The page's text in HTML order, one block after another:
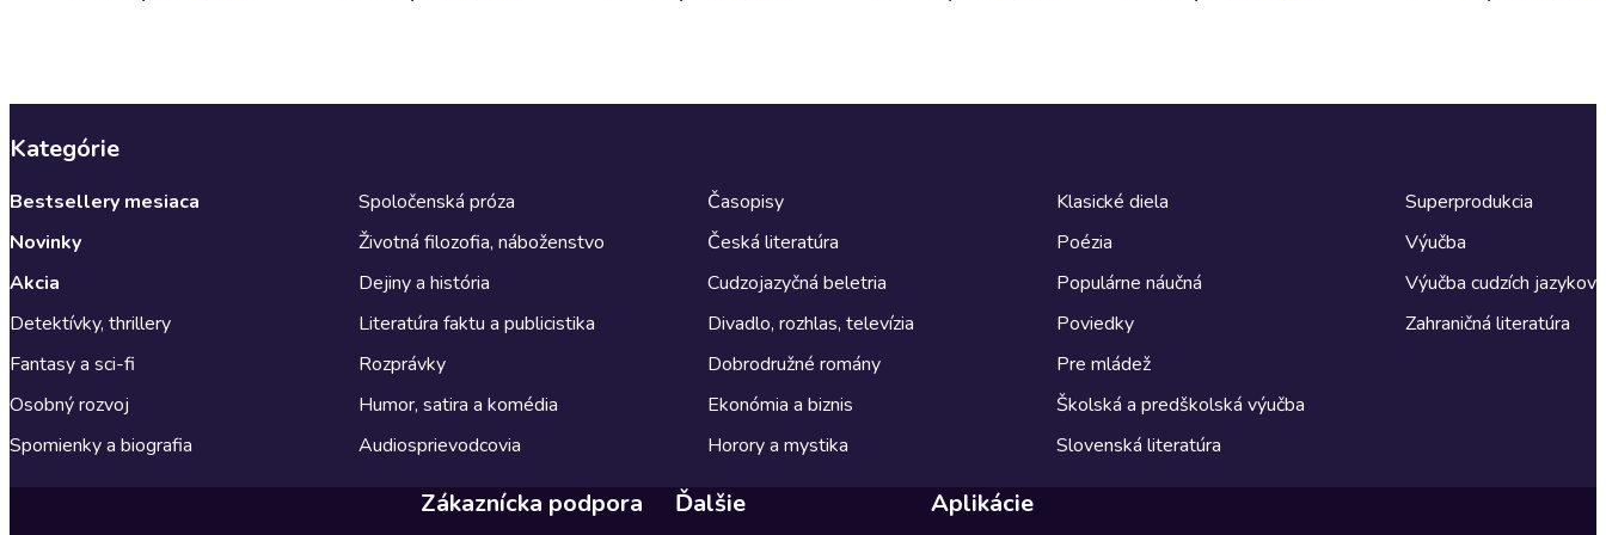
Kategórie
Bestsellery mesiaca
Novinky
Akcia
Detektívky, thrillery
Fantasy a sci-fi
Osobný rozvoj
Spomienky a biografia
Spoločenská próza
Životná filozofia, náboženstvo
Dejiny a história
Literatúra faktu a publicistika
Rozprávky
Humor, satira a komédia
Audiosprievodcovia
Časopisy
Česká literatúra
Cudzojazyčná beletria
Divadlo, rozhlas, televízia
Dobrodružné romány
Ekonómia a biznis
Horory a mystika
Klasické diela
Poézia
Populárne náučná
Poviedky
Pre mládež
Školská a predškolská výučba
Slovenská literatúra
Superprodukcia
Výučba
Výučba cudzích jazykov
Zahraničná literatúra
Zákaznícka podpora Ďalšie Aplikácie